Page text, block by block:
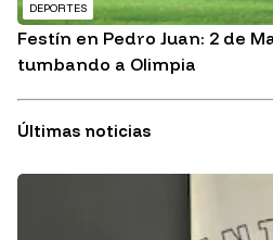
DEPORTES
Festín en Pedro Juan: 2 de
tumbando a Olimpia
Últimas noticias